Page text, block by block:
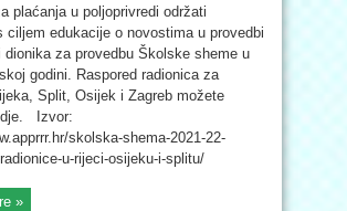
plaćanja u poljoprivredi održati
ciljem edukacije o novostima u provedbi
dionika za provedbu Školske sheme u
godini. Raspored radionica za
Split, Osijek i Zagreb možete
Izvor:
skolska-shema-2021-22-
u-rijeci-osijeku-i-splitu/
»